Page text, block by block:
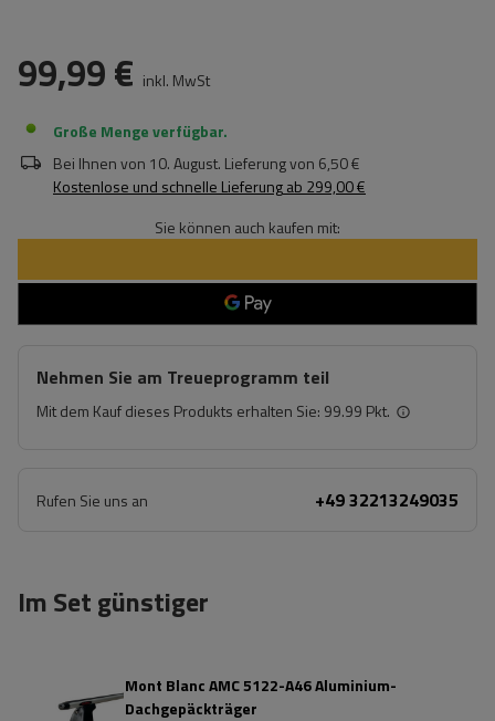
99,99 € inkl. MwSt
Große Menge verfügbar
Bei Ihnen von 10. August. Lieferung von 6,50 €
Kostenlose und schnelle Lieferungab 299,00 €
Sie können auch kaufen mit:
Nehmen Sie am Treueprogramm teil
Mit dem Kauf dieses Produkts erhalten Sie: 99.99 Pkt.
Rufen Sie uns an +49 32213249035
Im Set günstiger
Mont Blanc AMC 5122-A46 Aluminium-
Dachgepäckträger